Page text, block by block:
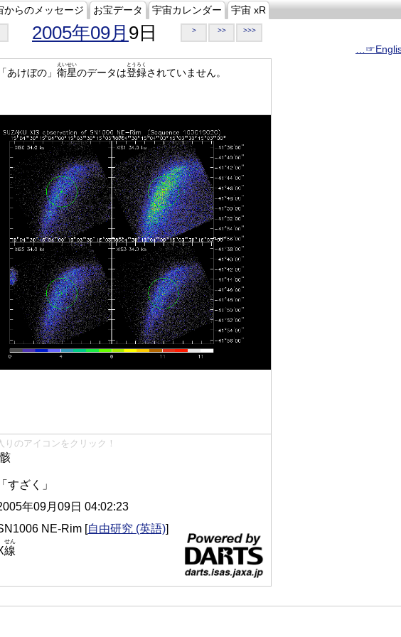
からのメッセージ お宝データ 宇宙カレンダー 宇宙 xR
2005年09月 9日 > >> >>>
あけぼの」 衛星
えいせい
のデータは登録
とうろく
されていません。
のアイコンをクリック！
「すざく」
年09月09日 04:02:23
NE-Rim [自由研究 (英語)]
線
せん